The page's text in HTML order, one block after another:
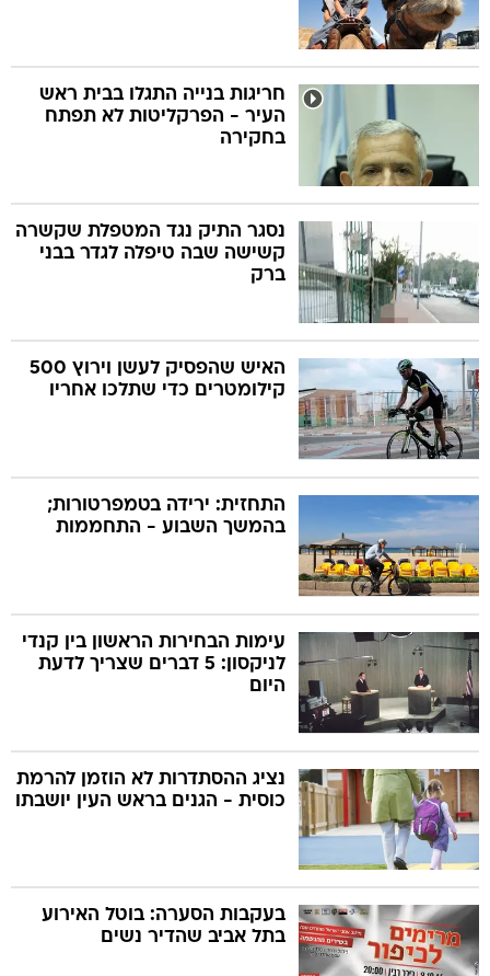
חריגות בנייה התגלו בבית ראש
העיר - הפרקליטות לא תפתח
בחקירה
נסגר התיק נגד המטפלת שקשרה
קשישה שבה טיפלה לגדר בבני
ברק
האיש שהפסיק לעשן וירוץ 500
קילומטרים כדי שתלכו אחריו
התחזית: ירידה בטמפרטורות;
בהמשך השבוע - התחממות
עימות הבחירות הראשון בין קנדי
לניקסון: 5 דברים שצריך לדעת
היום
נציג ההסתדרות לא הוזמן להרמת
כוסית - הגנים בראש העין יושבתו
בעקבות הסערה: בוטל האירוע
בתל אביב שהדיר נשים